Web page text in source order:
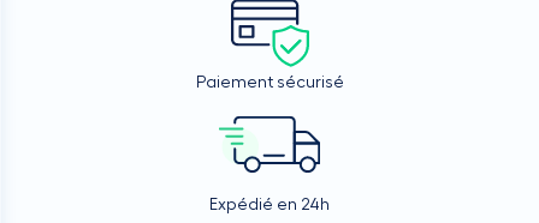
Paiement sécurisé
Expédié en 24h